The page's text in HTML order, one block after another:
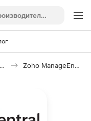
Программы для защиты информации Zoho ManageEngine Endpoint Central